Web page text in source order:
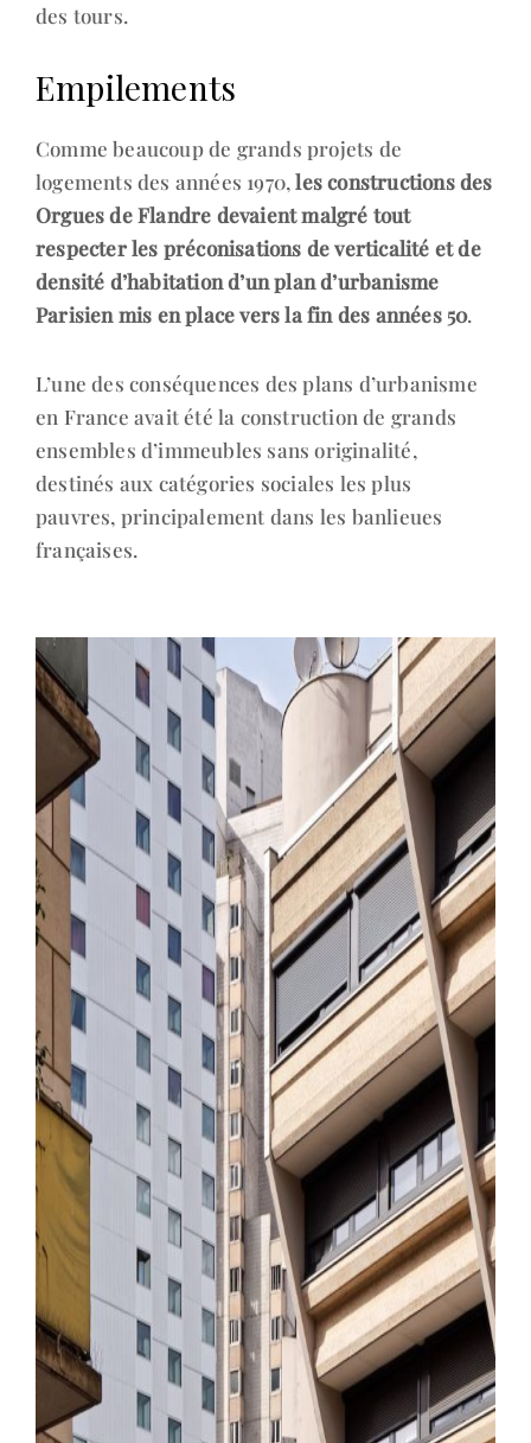
des tours.
Empilements
Comme beaucoup de grands projets de
logements des années 1970,les constructions des
Orgues de Flandre devaient malgré tout
respecter les préconisations de verticalité et de
densité d’habitation d’un plan d’urbanisme
Parisien mis en place vers la fin des années 50.
L’une des conséquences des plans d’urbanisme
en France avait été la construction de grands
ensembles d’immeubles sans originalité,
destinés aux catégories sociales les plus
pauvres, principalement dans les banlieues
françaises.